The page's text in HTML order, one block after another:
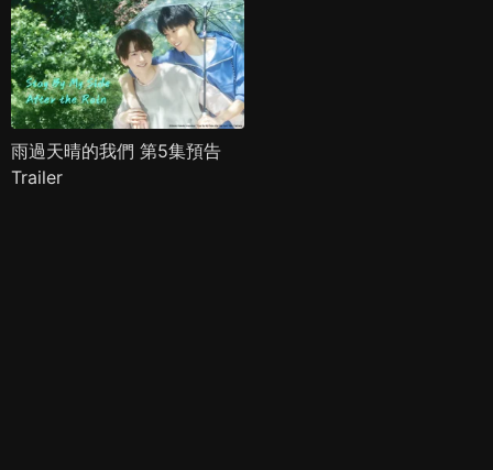
雨過天晴的我們 第5集預告
Trailer